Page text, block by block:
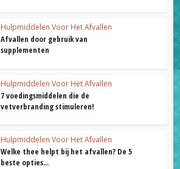
Hulpmiddelen Voor Het Afvallen
Afvallen door gebruik van
supplementen
Hulpmiddelen Voor Het Afvallen
7 voedingsmiddelen die de
vetverbranding stimuleren!
Hulpmiddelen Voor Het Afvallen
Welke thee helpt bij het afvallen? De 5
beste opties...